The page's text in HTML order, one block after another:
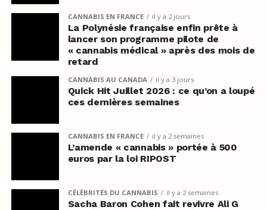
CANNABIS EN FRANCE il y a 2 jours
La Polynésie française enfin prête à
lancer son programme pilote de
« cannabis médical » après des mois de
retard
CANNABIS AU CANADA il y a 3 jours
Quick Hit Juillet 2026 : ce qu’on a loupé
ces dernières semaines
CANNABIS EN FRANCE il y a 2 semaines
L’amende « cannabis » portée à 500
euros par la loi RIPOST
CÉLÉBRITÉS DU CANNABIS il y a 2 semaines
Sacha Baron Cohen fait revivre Ali G